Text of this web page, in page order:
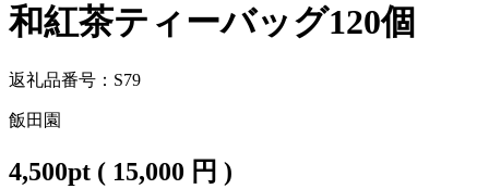
和紅茶ティーバッグ120個
返礼品番号：S79
飯田園
4,500pt ( 15,000 円 )